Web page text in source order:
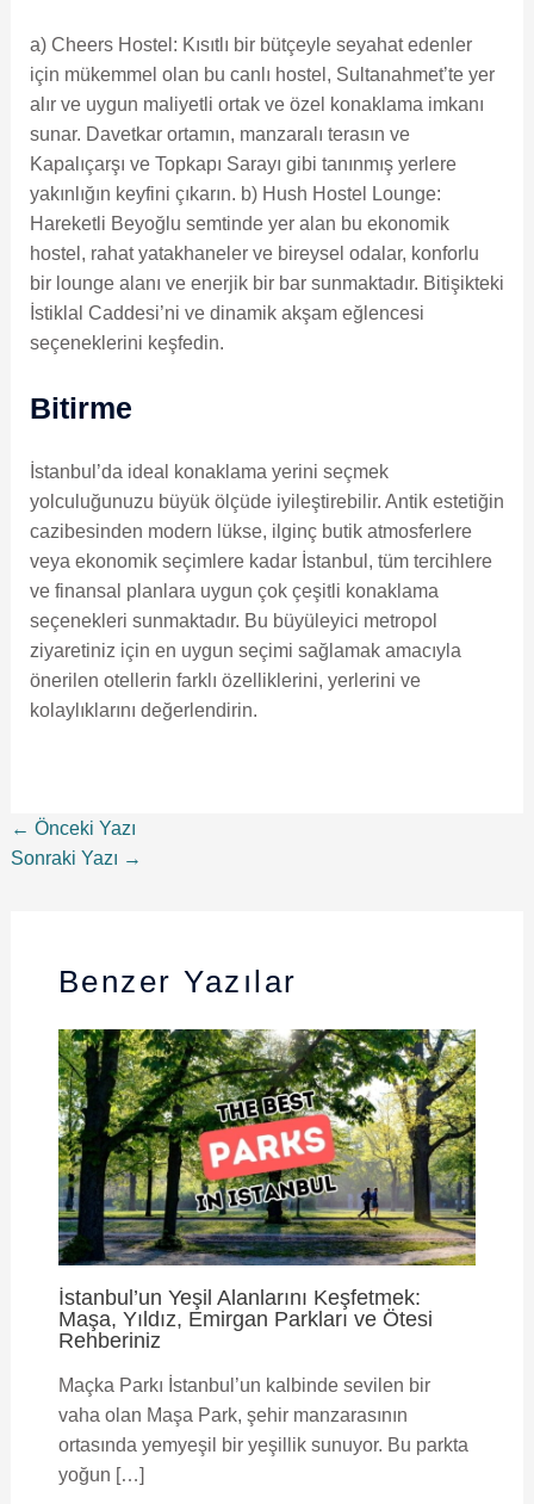
a) Cheers Hostel: Kısıtlı bir bütçeyle seyahat edenler
için mükemmel olan bu canlı hostel, Sultanahmet’te yer
alır ve uygun maliyetli ortak ve özel konaklama imkanı
sunar. Davetkar ortamın, manzaralı terasın ve
Kapalıçarşı ve Topkapı Sarayı gibi tanınmış yerlere
yakınlığın keyfini çıkarın. b) Hush Hostel Lounge:
Hareketli Beyoğlu semtinde yer alan bu ekonomik
hostel, rahat yatakhaneler ve bireysel odalar, konforlu
bir lounge alanı ve enerjik bir bar sunmaktadır. Bitişikteki
İstiklal Caddesi’ni ve dinamik akşam eğlencesi
seçeneklerini keşfedin.
Bitirme
İstanbul’da ideal konaklama yerini seçmek
yolculuğunuzu büyük ölçüde iyileştirebilir. Antik estetiğin
cazibesinden modern lükse, ilginç butik atmosferlere
veya ekonomik seçimlere kadar İstanbul, tüm tercihlere
ve finansal planlara uygun çok çeşitli konaklama
seçenekleri sunmaktadır. Bu büyüleyici metropol
ziyaretiniz için en uygun seçimi sağlamak amacıyla
önerilen otellerin farklı özelliklerini, yerlerini ve
kolaylıklarını değerlendirin.
← Önceki Yazı
Sonraki Yazı →
Benzer Yazılar
İstanbul’un Yeşil Alanlarını Keşfetmek:
Maşa, Yıldız, Emirgan Parkları ve Ötesi
Rehberiniz
Maçka Parkı İstanbul’un kalbinde sevilen bir
vaha olan Maşa Park, şehir manzarasının
ortasında yemyeşil bir yeşillik sunuyor. Bu parkta
yoğun […]